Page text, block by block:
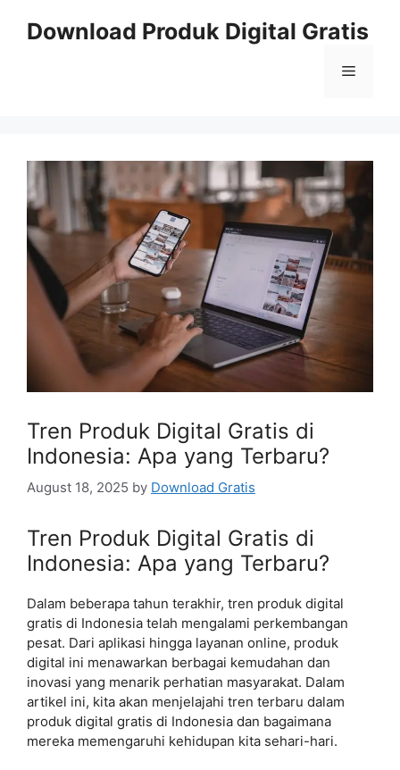
Download Produk Digital Gratis
Menu
Tren Produk Digital Gratis di
Indonesia: Apa yang Terbaru?
August 18, 2025 by Download Gratis
Tren Produk Digital Gratis di
Indonesia: Apa yang Terbaru?
Dalam beberapa tahun terakhir, tren produk digital
gratis di Indonesia telah mengalami perkembangan
pesat. Dari aplikasi hingga layanan online, produk
digital ini menawarkan berbagai kemudahan dan
inovasi yang menarik perhatian masyarakat. Dalam
artikel ini, kita akan menjelajahi tren terbaru dalam
produk digital gratis di Indonesia dan bagaimana
mereka memengaruhi kehidupan kita sehari-hari.